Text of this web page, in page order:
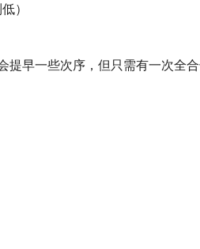
）
早一些次序，但只需有一次全